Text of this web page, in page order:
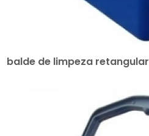
balde de limpeza retangular